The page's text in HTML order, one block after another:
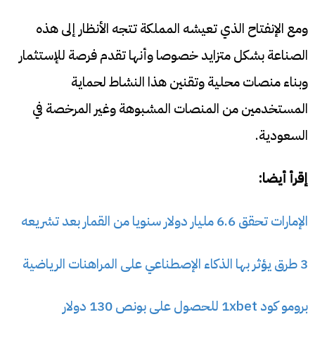
ومع الإنفتاح الذي تعيشه المملكة تتجه الأنظار إلى هذه
الصناعة بشكل متزايد خصوصا وأنها تقدم فرصة للإستثمار
وبناء منصات محلية وتقنين هذا النشاط لحماية
المستخدمين من المنصات المشبوهة وغير المرخصة في
السعودية.
إقرأ أيضا:
الإمارات تحقق 6.6 مليار دولار سنويا من القمار بعد تشريعه
3 طرق يؤثر بها الذكاء الإصطناعي على المراهنات الرياضية
برومو كود 1xbet للحصول على بونص 130 دولار